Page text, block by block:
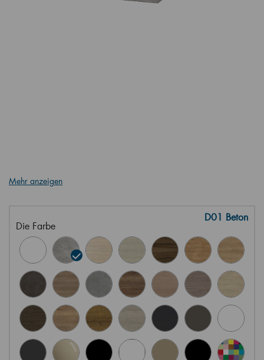
Mehr anzeigen
Die Farbe
D01 Beton